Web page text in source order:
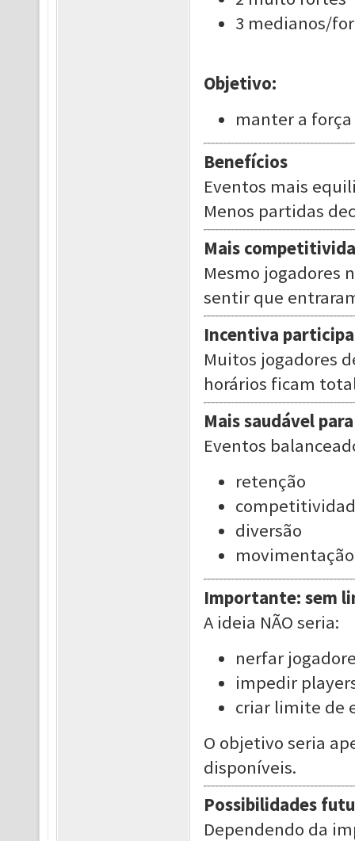
3 medianos/
Objetivo:
manter a
Benefícios
Eventos mais
Menos partidas
Mais
Mesmo jogadores
sentir que
Incentiva
Muitos jogadores
horários ficam
Mais saudável
Eventos
retenção
diversão
Importante: sem
A ideia NÃO seria:
nerfar
impedir
criar limite de
O objetivo seria
disponíveis.
Possibilidades
Dependendo da